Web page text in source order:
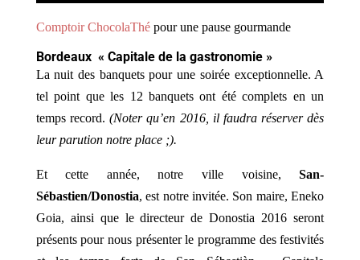
Comptoir ChocolaThépour une pause gourmande
Bordeaux « Capitale de la gastronomie »
La nuit des banquets pour une soirée exceptionnelle. A
tel point que les 12 banquets ont été complets en un
temps record. (Noter qu’en 2016, il faudra réserver dès
leur parution notre place ;).
Et cette année, notre ville voisine,San-
Sébastien/Donostia, est notre invitée. Son maire, Eneko
Goia, ainsi que le directeur de Donostia 2016 seront
présents pour nous présenter le programme des festivités